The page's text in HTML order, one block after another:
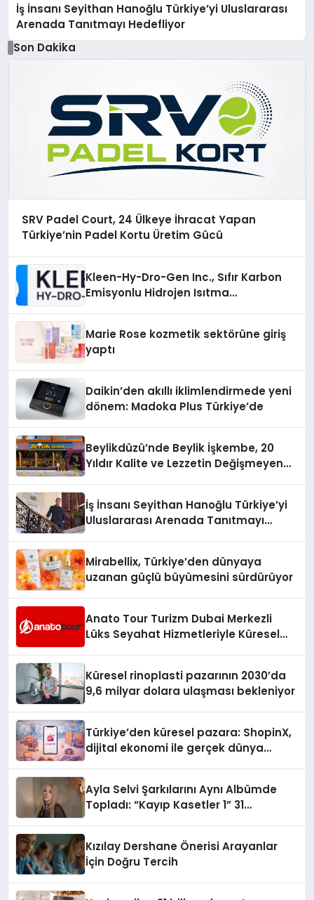
İş İnsanı Seyithan Hanoğlu Türkiye’yi Uluslararası
Arenada Tanıtmayı Hedefliyor
Son Dakika
SRV Padel Court, 24 Ülkeye İhracat Yapan
Türkiye’nin Padel Kortu Üretim Gücü
Kleen-Hy-Dro-Gen Inc., Sıfır Karbon
Emisyonlu Hidrojen Isıtma
Marie Rose kozmetik sektörüne giriş
yaptı
Daikin’den akıllı iklimlendirmede yeni
dönem: Madoka Plus Türkiye’de
Beylikdüzü’nde Beylik İşkembe, 20
Yıldır Kalite ve Lezzetin Değişmeyen
İş İnsanı Seyithan Hanoğlu Türkiye’yi
Uluslararası Arenada Tanıtmayı
Mirabellix, Türkiye’den dünyaya
uzanan güçlü büyümesini sürdürüyor
Anato Tour Turizm Dubai Merkezli
Lüks Seyahat Hizmetleriyle Küresel
Küresel rinoplasti pazarının 2030’da
9,6 milyar dolara ulaşması bekleniyor
Türkiye’den küresel pazara: ShopinX,
dijital ekonomi ile gerçek dünya
Ayla Selvi Şarkılarını Aynı Albümde
Topladı: “Kayıp Kasetler 1” 31
Kızılay Dershane Önerisi Arayanlar
İçin Doğru Tercih